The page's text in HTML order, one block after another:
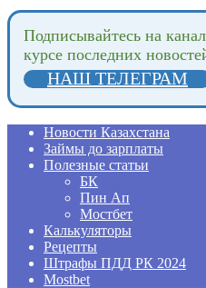
Подпиcывайтесь на
курсе последних
НАШ ТЕЛЕГРАМ
Новости Казахстана
Займы до зарплаты
Полезные статьи
БК
Пин Ап
Мостбет
Калькуляторы
Рецепты
Штрафы ПДД РК 2024
Mostbet